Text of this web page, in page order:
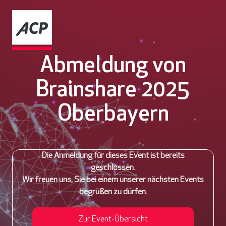
Abmeldung von
Brainshare 2025
Oberbayern
Die Anmeldung für dieses Event ist bereits
geschlossen.
Wir freuen uns, Sie bei einem unserer nächsten Events
begrüßen zu dürfen.
Zur Event-Übersicht